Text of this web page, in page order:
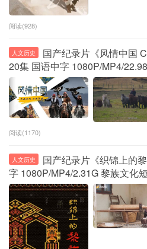
阅读(928)
人文历史
国产纪录片《风情中国
20集 国语中字 1080P/MP4/
阅读(1170)
人文历史
国产纪录片《织锦上的
字 1080P/MP4/2.31G 黎族文化